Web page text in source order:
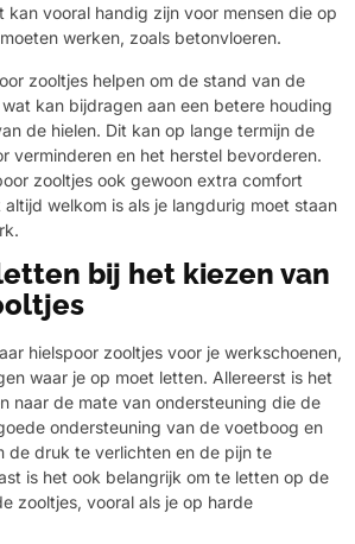
vooral handig zijn voor mensen die op
werken, zoals betonvloeren.
zooltjes helpen om de stand van de
kan bijdragen aan een betere houding
de hielen. Dit kan op lange termijn de
verminderen en het herstel bevorderen.
zooltjes ook gewoon extra comfort
welkom is als je langdurig moet staan
bij het kiezen van
hielspoor zooltjes voor je werkschoenen,
waar je op moet letten. Allereerst is het
naar de mate van ondersteuning die de
ondersteuning van de voetboog en
de druk te verlichten en de pijn te
is het ook belangrijk om te letten op de
zooltjes, vooral als je op harde